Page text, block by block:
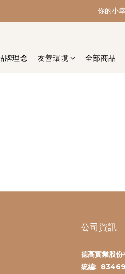
你的小
你的小
你的小
牌理念 友善環境 全部商品
公司資訊
德高實業股份
統編: